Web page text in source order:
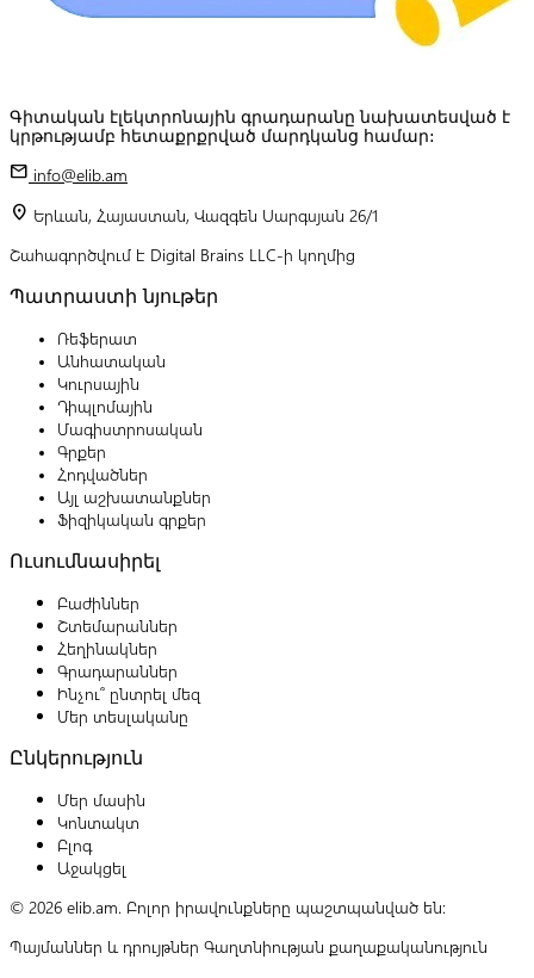
Գիտական էլեկտրոնային գրադարանը նախատեսված է
կրթությամբ հետաքրքրված մարդկանց համար:
mail info@elib.am
location_on Երևան, Հայաստան, Վազգեն Սարգսյան 26/1
Շահագործվում է Digital Brains LLC-ի կողմից
Պատրաստի նյութեր
Ռեֆերատ
Անհատական
Կուրսային
Դիպլոմային
Մագիստրոսական
Գրքեր
Հոդվածներ
Այլ աշխատանքներ
Ֆիզիկական գրքեր
Ուսումնասիրել
Բաժիններ
Շտեմարաններ
Հեղինակներ
Գրադարաններ
Ինչու՞ ընտրել մեզ
Մեր տեսլականը
Ընկերություն
Մեր մասին
Կոնտակտ
Բլոգ
Աջակցել
© 2026 elib.am. Բոլոր իրավունքները պաշտպանված են:
Պայմաններ և դրույթներ Գաղտնիության քաղաքականություն